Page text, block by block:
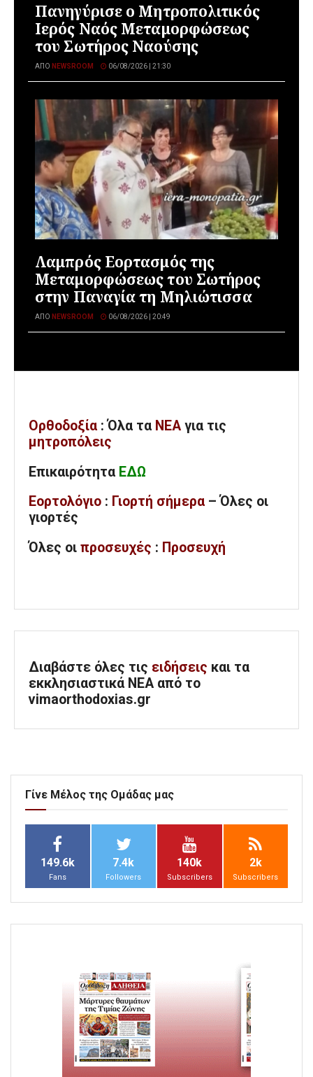
Πανηγύρισε ο Μητροπολιτικός
Ιερός Ναός Μεταμορφώσεως
του Σωτήρος Ναούσης
ΑΠΌ NEWSROOM 06/08/2026 | 21:30
Λαμπρός Εορτασμός της
Μεταμορφώσεως του Σωτήρος
στην Παναγία τη Μηλιώτισσα
ΑΠΌ NEWSROOM 06/08/2026 | 20:49
Ορθοδοξία : Όλα τα ΝΕΑ για τις
μητροπόλεις
Επικαιρότητα ΕΔΩ
Εορτολόγιο : Γιορτή σήμερα – Όλες οι
γιορτές
Όλες οι προσευχές : Προσευχή
Διαβάστε όλες τις ειδήσεις και τα
εκκλησιαστικά ΝΕΑ από το
vimaorthodoxias.gr
Γίνε Μέλος της Ομάδας μας
149.6k
Fans
7.4k
Followers
140k
Subscribers
2k
Subscribers